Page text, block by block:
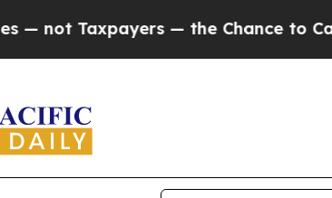
— the Chance to Cash in on